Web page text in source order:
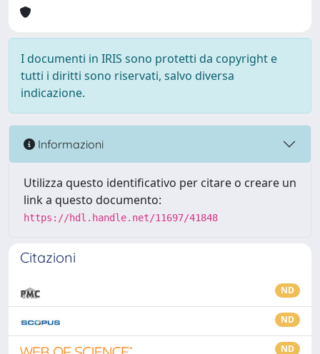
I documenti in IRIS sono protetti da copyright e
tutti i diritti sono riservati, salvo diversa
indicazione.
Informazioni
Utilizza questo identificativo per citare o creare un
link a questo documento:
https://hdl.handle.net/11697/41848
Citazioni
ND
ND
ND